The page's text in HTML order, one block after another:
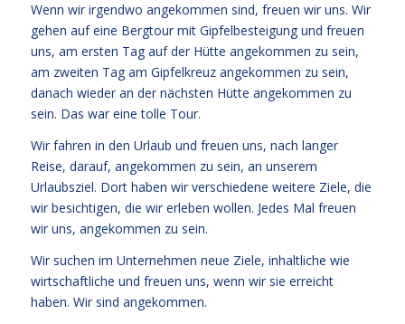
Wenn wir irgendwo angekommen sind, freuen wir uns. Wir
gehen auf eine Bergtour mit Gipfelbesteigung und freuen
uns, am ersten Tag auf der Hütte angekommen zu sein,
am zweiten Tag am Gipfelkreuz angekommen zu sein,
danach wieder an der nächsten Hütte angekommen zu
sein. Das war eine tolle Tour.
Wir fahren in den Urlaub und freuen uns, nach langer
Reise, darauf, angekommen zu sein, an unserem
Urlaubsziel. Dort haben wir verschiedene weitere Ziele, die
wir besichtigen, die wir erleben wollen. Jedes Mal freuen
wir uns, angekommen zu sein.
Wir suchen im Unternehmen neue Ziele, inhaltliche wie
wirtschaftliche und freuen uns, wenn wir sie erreicht
haben. Wir sind angekommen.